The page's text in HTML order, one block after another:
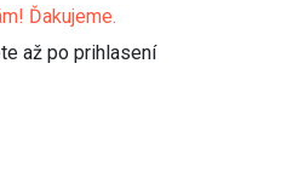
Ďakujeme.
až po prihlasení